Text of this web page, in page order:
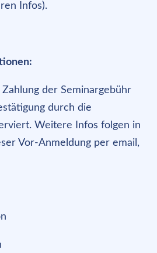
Infos).
der Seminargebühr
durch die
Weitere Infos folgen in
Vor-Anmeldung per email,